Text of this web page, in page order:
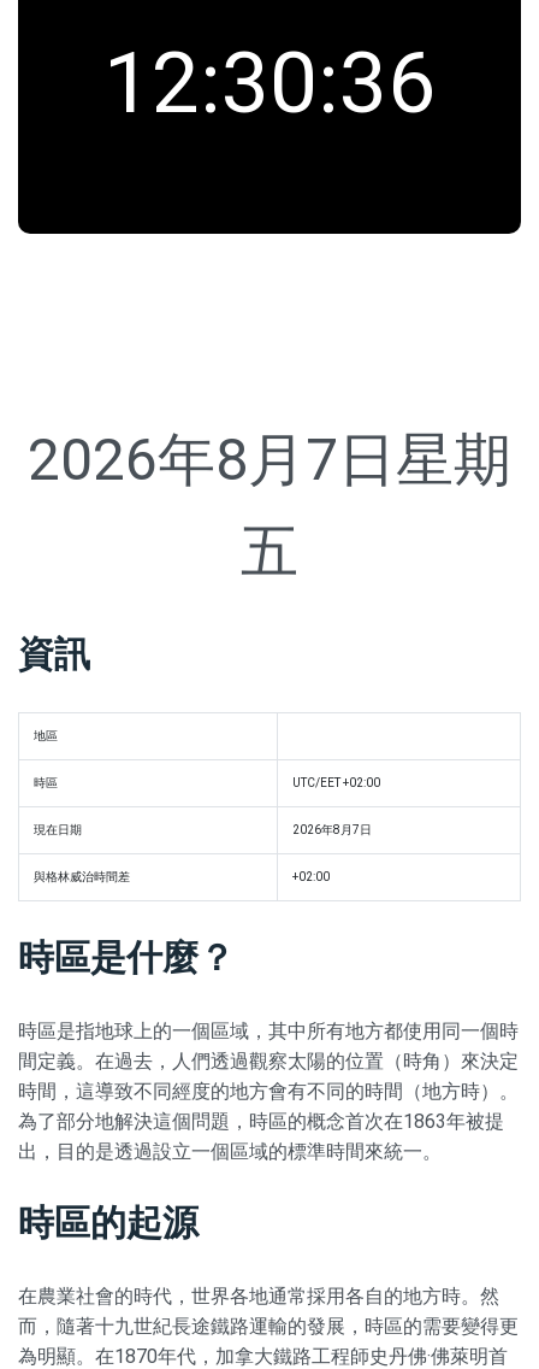
12:30:36
2026年8月7日星期
五
資訊
地區
時區 UTC/EET +02:00
現在日期 2026年8月7日
與格林威治時間差 +02:00
時區是什麼？
時區是指地球上的一個區域，其中所有地方都使用同一個時
間定義。在過去，人們透過觀察太陽的位置（時角）來決定
時間，這導致不同經度的地方會有不同的時間（地方時）。
為了部分地解決這個問題，時區的概念首次在1863年被提
出，目的是透過設立一個區域的標準時間來統一。
時區的起源
在農業社會的時代，世界各地通常採用各自的地方時。然
而，隨著十九世紀長途鐵路運輸的發展，時區的需要變得更
為明顯。在1870年代，加拿大鐵路工程師史丹佛·佛萊明首